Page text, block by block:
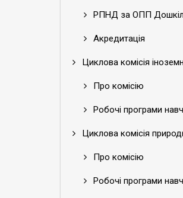
РПНД за ОПП
Акредитація
Циклова комісія
Про комісію
Робочі програми
Циклова комісія
Про комісію
Робочі програми